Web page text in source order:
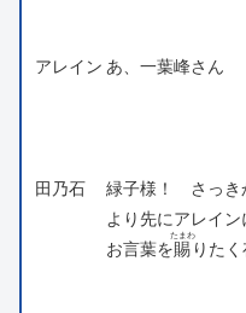
アレイン あ、一葉峰さん
田乃石
緑子様！ さっき
より先にアレイ
お言葉を賜
たまわ
りたく